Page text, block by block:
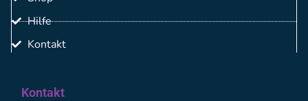
Hilfe
Kontakt
Kontakt